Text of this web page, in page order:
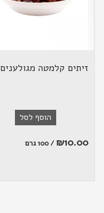
זיתים קלמטה מגולענים
הוסף לסל
₪10.00 / 100 גרם